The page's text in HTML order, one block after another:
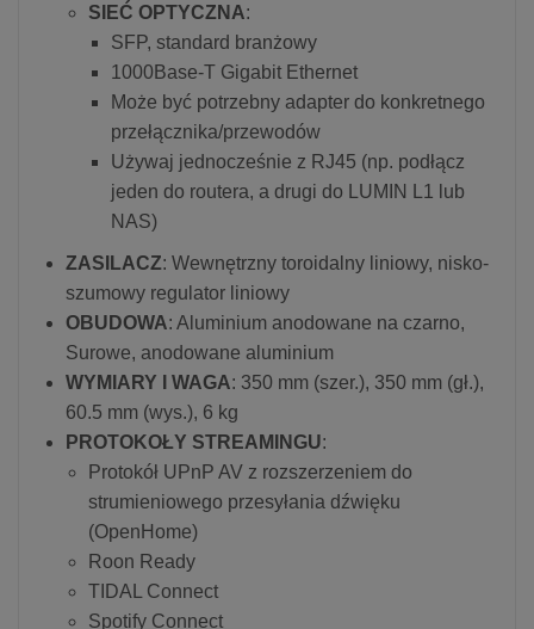
SIEĆ OPTYCZNA:
SFP, standard branżowy
1000Base-T Gigabit Ethernet
Może być potrzebny adapter do konkretnego
przełącznika/przewodów
Używaj jednocześnie z RJ45 (np. podłącz
jeden do routera, a drugi do LUMIN L1 lub
NAS)
ZASILACZ: Wewnętrzny toroidalny liniowy, nisko-
szumowy regulator liniowy
OBUDOWA: Aluminium anodowane na czarno,
Surowe, anodowane aluminium
WYMIARY I WAGA: 350 mm (szer.), 350 mm (gł.),
60.5 mm (wys.), 6 kg
PROTOKOŁY STREAMINGU:
Protokół UPnP AV z rozszerzeniem do
strumieniowego przesyłania dźwięku
(OpenHome)
Roon Ready
TIDAL Connect
Spotify Connect